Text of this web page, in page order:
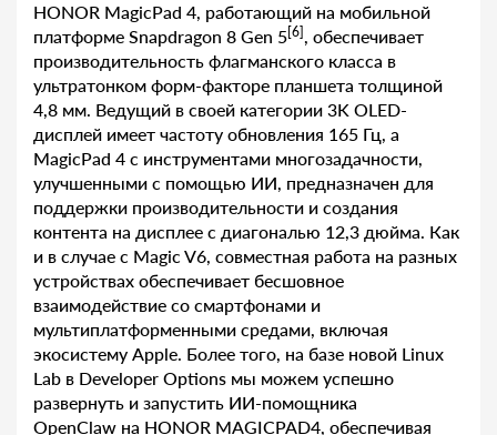
HONOR MagicPad 4, работающий на мобильной
платформе Snapdragon 8 Gen 5[6] , обеспечивает
производительность флагманского класса в
ультратонком форм-факторе планшета толщиной
4,8 мм. Ведущий в своей категории 3K OLED-
дисплей имеет частоту обновления 165 Гц, а
MagicPad 4 с инструментами многозадачности,
улучшенными с помощью ИИ, предназначен для
поддержки производительности и создания
контента на дисплее с диагональю 12,3 дюйма. Как
и в случае с Magic V6, совместная работа на разных
устройствах обеспечивает бесшовное
взаимодействие со смартфонами и
мультиплатформенными средами, включая
экосистему Apple. Более того, на базе новой Linux
Lab в Developer Options мы можем успешно
развернуть и запустить ИИ-помощника
OpenClaw на HONOR MAGICPAD4, обеспечивая